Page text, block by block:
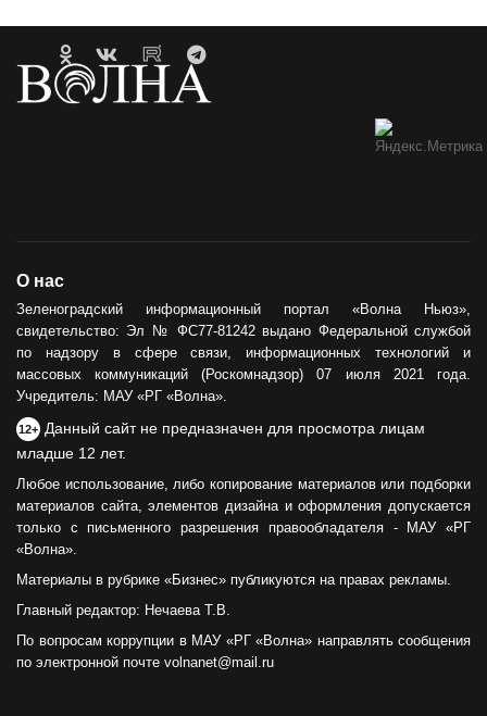
О нас
Зеленоградский информационный портал «Волна Ньюз»,
свидетельство: Эл № ФС77-81242 выдано Федеральной службой
по надзору в сфере связи, информационных технологий и
массовых коммуникаций (Роскомнадзор) 07 июля 2021 года.
Учредитель: МАУ «РГ «Волна».
12+ Данный сайт не предназначен для просмотра лицам
младше 12 лет.
Любое использование, либо копирование материалов или подборки
материалов сайта, элементов дизайна и оформления допускается
только с письменного разрешения правообладателя - МАУ «РГ
«Волна».
Материалы в рубрике «Бизнес» публикуются на правах рекламы.
Главный редактор: Нечаева Т.В.
По вопросам коррупции в МАУ «РГ «Волна» направлять сообщения
по электронной почте volnanet@mail.ru